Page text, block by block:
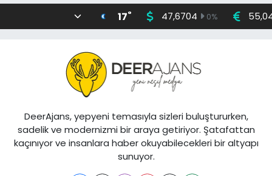
17° 47,6704 0%
DeerAjans, yepyeni temasıyla sizleri buluştururken,
sadelik ve modernizmi bir araya getiriyor. Şatafattan
kaçınıyor ve insanlara haber okuyabilecekleri bir altyapı
sunuyor.